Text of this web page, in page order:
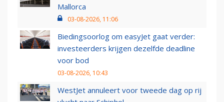
Mallorca
03-08-2026, 11:06
Biedingsoorlog om easyJet gaat verder:
investeerders krijgen dezelfde deadline
voor bod
03-08-2026, 10:43
WestJet annuleert voor tweede dag op rij